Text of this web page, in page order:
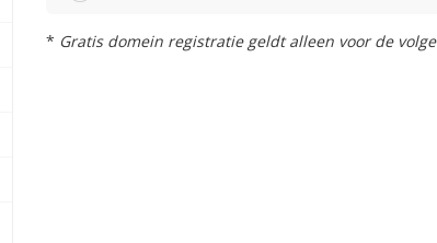
* Gratis domein registratie geldt alleen voor de